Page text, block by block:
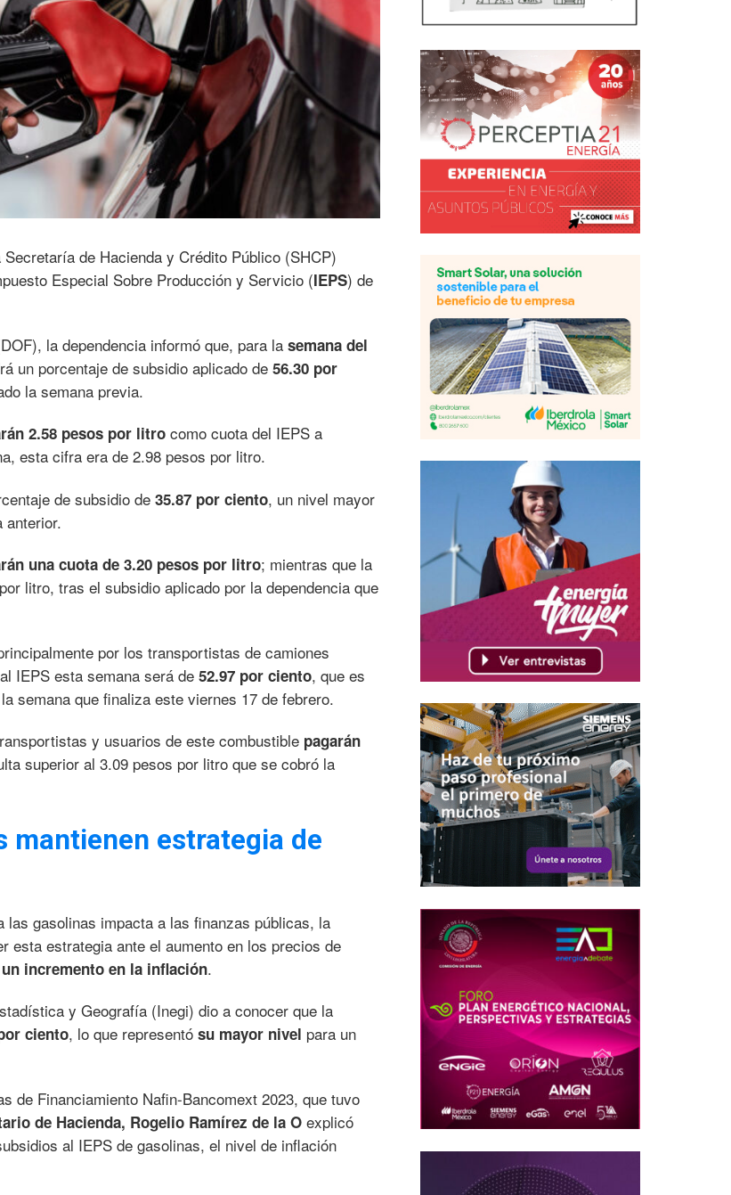
de Hacienda y Crédito Público (SHCP)
Especial Sobre Producción y Servicio (IEPS) de
la dependencia informó que, para la semana del
un porcentaje de subsidio aplicado de 56.30 por
la semana previa.
2.58 pesos por litro como cuota del IEPS a
esta cifra era de 2.98 pesos por litro.
de subsidio de 35.87 por ciento, un nivel mayor
anterior.
una cuota de 3.20 pesos por litro; mientras que la
litro, tras el subsidio aplicado por la dependencia que
por los transportistas de camiones
IEPS esta semana será de 52.97 por ciento, que es
semana que finaliza este viernes 17 de febrero.
y usuarios de este combustible pagarán
superior al 3.09 pesos por litro que se cobró la
mantienen estrategia de
gasolinas impacta a las finanzas públicas, la
esta estrategia ante el aumento en los precios de
un incremento en la inflación.
y Geografía (Inegi) dio a conocer que la
ciento, lo que representó su mayor nivel para un
de Financiamiento Nafin-Bancomext 2023, que tuvo
de Hacienda, Rogelio Ramírez de la O explicó
al IEPS de gasolinas, el nivel de inflación